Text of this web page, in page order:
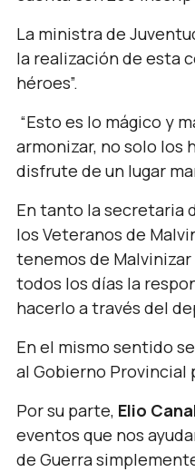
La ministra de
la realización de esta
héroes”.
“Esto es lo mágico y
armonizar, no solo los
disfrute de un lugar
En tanto la secretaria
los Veteranos de
tenemos de
todos los días la
hacerlo a través del
En el mismo sentido
al Gobierno Provincial
Por su parte, Elio
eventos que nos
de Guerra